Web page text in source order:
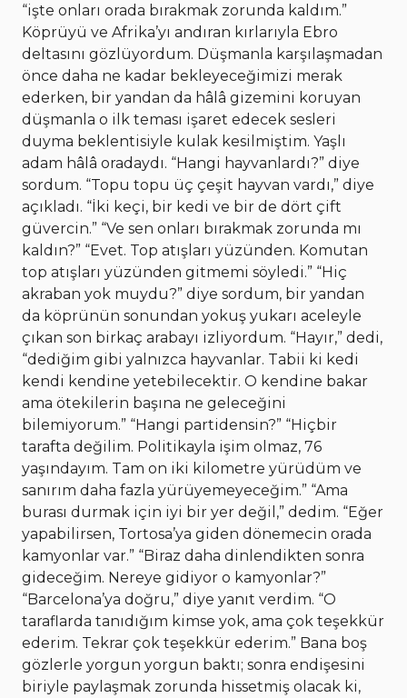
“işte onları orada bırakmak zorunda kaldım.”
Köprüyü ve Afrika’yı andıran kırlarıyla Ebro
deltasını gözlüyordum. Düşmanla karşılaşmadan
önce daha ne kadar bekleyeceğimizi merak
ederken, bir yandan da hâlâ gizemini koruyan
düşmanla o ilk teması işaret edecek sesleri
duyma beklentisiyle kulak kesilmiştim. Yaşlı
adam hâlâ oradaydı. “Hangi hayvanlardı?” diye
sordum. “Topu topu üç çeşit hayvan vardı,” diye
açıkladı. “İki keçi, bir kedi ve bir de dört çift
güvercin.” “Ve sen onları bırakmak zorunda mı
kaldın?” “Evet. Top atışları yüzünden. Komutan
top atışları yüzünden gitmemi söyledi.” “Hiç
akraban yok muydu?” diye sordum, bir yandan
da köprünün sonundan yokuş yukarı aceleyle
çıkan son birkaç arabayı izliyordum. “Hayır,” dedi,
“dediğim gibi yalnızca hayvanlar. Tabii ki kedi
kendi kendine yetebilecektir. O kendine bakar
ama ötekilerin başına ne geleceğini
bilemiyorum.” “Hangi partidensin?” “Hiçbir
tarafta değilim. Politikayla işim olmaz, 76
yaşındayım. Tam on iki kilometre yürüdüm ve
sanırım daha fazla yürüyemeyeceğim.” “Ama
burası durmak için iyi bir yer değil,” dedim. “Eğer
yapabilirsen, Tortosa’ya giden dönemecin orada
kamyonlar var.” “Biraz daha dinlendikten sonra
gideceğim. Nereye gidiyor o kamyonlar?”
“Barcelona’ya doğru,” diye yanıt verdim. “O
taraflarda tanıdığım kimse yok, ama çok teşekkür
ederim. Tekrar çok teşekkür ederim.” Bana boş
gözlerle yorgun yorgun baktı; sonra endişesini
biriyle paylaşmak zorunda hissetmiş olacak ki,